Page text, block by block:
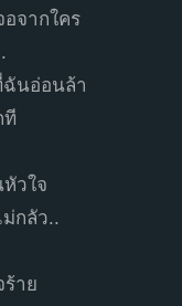
อจากใคร
ฉันอ่อนล้า
ที
วใจ
ม่กลัว..
าย